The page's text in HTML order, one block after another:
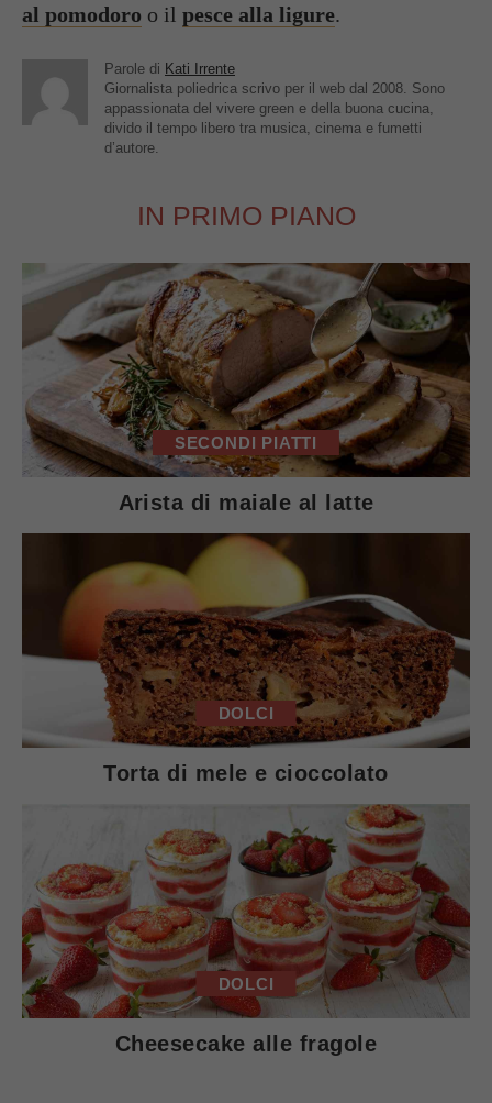
al pomodoro o il pesce alla ligure.
Parole di Kati Irrente
Giornalista poliedrica scrivo per il web dal 2008. Sono
appassionata del vivere green e della buona cucina,
divido il tempo libero tra musica, cinema e fumetti
d’autore.
IN PRIMO PIANO
SECONDI PIATTI
Arista di maiale al latte
DOLCI
Torta di mele e cioccolato
DOLCI
Cheesecake alle fragole